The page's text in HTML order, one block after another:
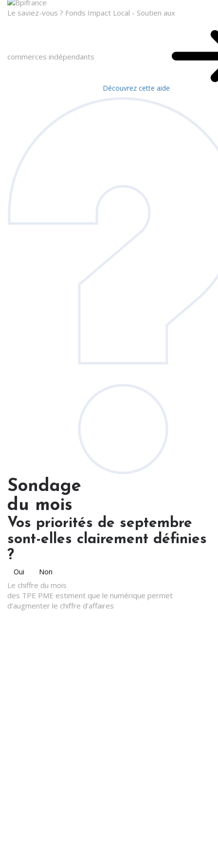
Le saviez-vous ? Fonds Impact Local - Soutien aux
commerces indépendants
Découvrez cette aide
Sondage
du mois
Vos priorités de septembre
sont-elles clairement définies
?
Oui Non
Le chiffre du mois
des TPE PME estiment que le numérique permet
d’augmenter le chiffre d’affaires